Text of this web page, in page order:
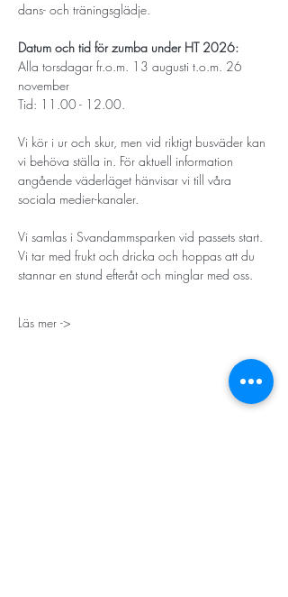
dans- och träningsglädje.
Datum och tid för zumba under HT 2026:
Alla torsdagar fr.o.m. 13 augusti t.o.m. 26
november
Tid: 11.00 - 12.00.
Vi kör i ur och skur, men vid riktigt busväder kan
vi behöva ställa in. För aktuell information
angående väderläget hänvisar vi till våra
sociala medier-kanaler.
Vi samlas i Svandammsparken vid passets start.
Vi tar med frukt och dricka och hoppas att du
stannar en stund efteråt och minglar med oss.
Läs mer ->